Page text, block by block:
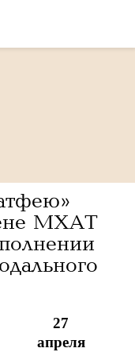
МХАТ
27
апреля